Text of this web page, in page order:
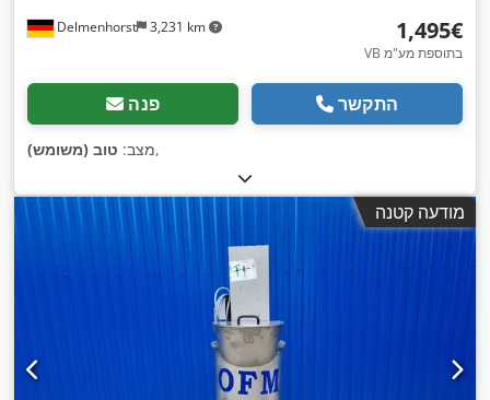
Delmenhorst 3,231 km ‏1,495 ‏€
VB בתוספת מע"מ
פנה התקשר
מצב: טוב (משומש) ,
מודעה קטנה